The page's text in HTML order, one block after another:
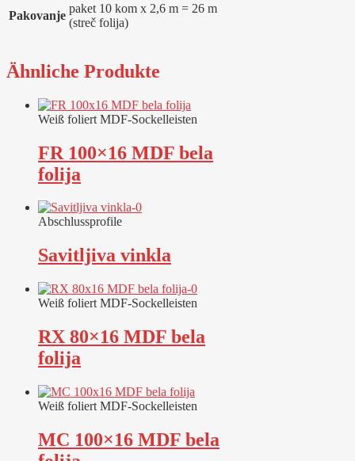
Pakovanje
paket 10 kom x 2,6 m = 26 m
(streč folija)
Ähnliche Produkte
Weiß foliert MDF-Sockelleisten
FR 100×16 MDF bela
folija
Abschlussprofile
Savitljiva vinkla
Weiß foliert MDF-Sockelleisten
RX 80×16 MDF bela
folija
Weiß foliert MDF-Sockelleisten
MC 100×16 MDF bela